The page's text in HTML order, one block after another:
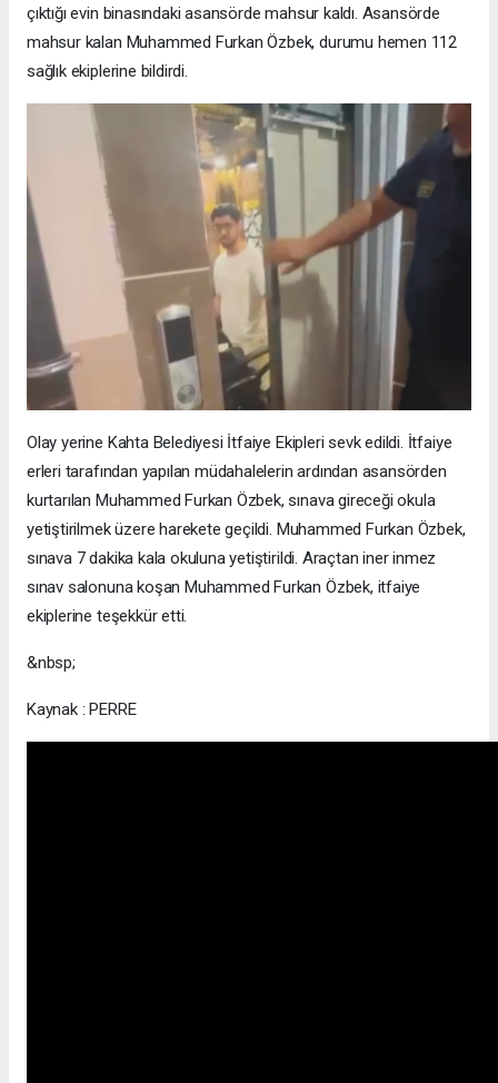
çıktığı evin binasındaki asansörde mahsur kaldı. Asansörde
mahsur kalan Muhammed Furkan Özbek, durumu hemen 112
sağlık ekiplerine bildirdi.
Olay yerine Kahta Belediyesi İtfaiye Ekipleri sevk edildi. İtfaiye
erleri tarafından yapılan müdahalelerin ardından asansörden
kurtarılan Muhammed Furkan Özbek, sınava gireceği okula
yetiştirilmek üzere harekete geçildi. Muhammed Furkan Özbek,
sınava 7 dakika kala okuluna yetiştirildi. Araçtan iner inmez
sınav salonuna koşan Muhammed Furkan Özbek, itfaiye
ekiplerine teşekkür etti.
&nbsp;
Kaynak : PERRE